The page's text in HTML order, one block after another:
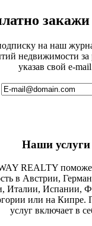
на наш
недвижимости
указав свой e-
Наши услуги
REALTY
в Австрии,
Италии, Испании,
или на Кипре.
услуг включает в